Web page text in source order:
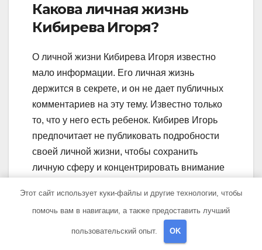
Какова личная жизнь
Кибирева Игоря?
О личной жизни Кибирева Игоря известно
мало информации. Его личная жизнь
держится в секрете, и он не дает публичных
комментариев на эту тему. Известно только
то, что у него есть ребенок. Кибирев Игорь
предпочитает не публиковать подробности
своей личной жизни, чтобы сохранить
личную сферу и концентрировать внимание
Какие песни известны у
Кибирева Игоря?
Этот сайт использует куки-файлы и другие технологии, чтобы
помочь вам в навигации, а также предоставить лучший
пользовательский опыт. OK